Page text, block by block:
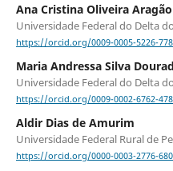
Ana Cristina Oliveira Aragão
Universidade Federal do Delta
https://orcid.org/0009-0005-5226-
Maria Andressa Silva
Universidade Federal do Delta
https://orcid.org/0009-0002-6762-
Aldir Dias de Amurim
Universidade Federal Rural de
https://orcid.org/0000-0003-2776-